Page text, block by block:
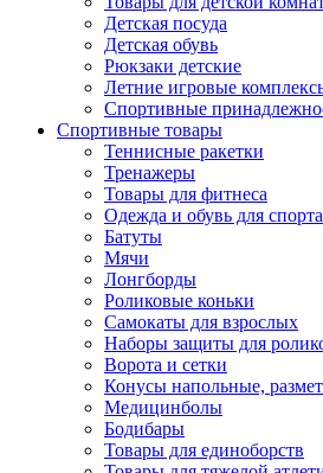
Детская посуда
Детская обувь
Рюкзаки детские
Летние игровые
Спортивные
Спортивные товары
Теннисные ракетки
Тренажеры
Товары для фитнеса
Одежда и обувь для спорта
Батуты
Мячи
Лонгборды
Роликовые коньки
Самокаты для взрослых
Наборы защиты для
Ворота и сетки
Конусы напольные,
Медицинболы
Бодибары
Товары для единоборств